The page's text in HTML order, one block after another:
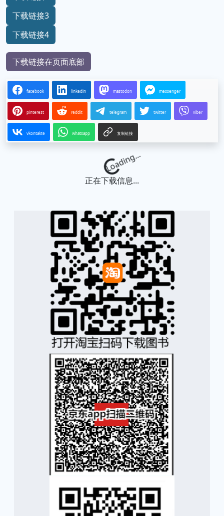
下载链接3
下载链接4
下载链接在页面底部
facebook linkedin mastodon messenger
pinterest reddit telegram twitter viber
vkontakte whatsapp 复制链接
Loading...
正在下载信息...